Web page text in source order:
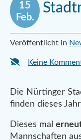
15
Feb.
Veröffentlicht in
Keine
Die Nürtinger
finden dieses
Dieses mal
Mannschaften